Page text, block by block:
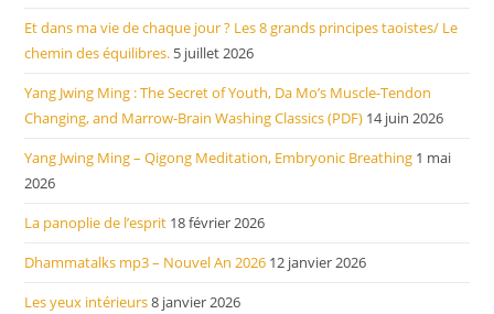
Et dans ma vie de chaque jour ? Les 8 grands principes taoistes/ Le
chemin des équilibres. 5 juillet 2026
Yang Jwing Ming : The Secret of Youth, Da Mo’s Muscle-Tendon
Changing, and Marrow-Brain Washing Classics (PDF) 14 juin 2026
Yang Jwing Ming – Qigong Meditation, Embryonic Breathing 1 mai
2026
La panoplie de l’esprit 18 février 2026
Dhammatalks mp3 – Nouvel An 2026 12 janvier 2026
Les yeux intérieurs8 janvier 2026